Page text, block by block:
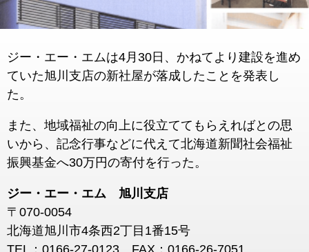
ジー・エー・エムは4月30日、かねてより建設を進め
ていた旭川支店の新社屋が落成したことを発表し
た。
また、地域福祉の向上に役立ててもらえればとの思
いから、記念行事などに代えて北海道新聞社会福祉
振興基金へ30万円の寄付を行った。
ジー・エー・エム 旭川支店
〒070-0054
北海道旭川市4条西2丁目1番15号
TEL：0166-27-0123 FAX：0166-26-7051